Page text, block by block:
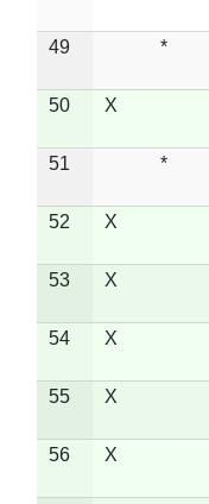
49 *
50 X
51 *
52 X
53 X
54 X
55 X
56 X